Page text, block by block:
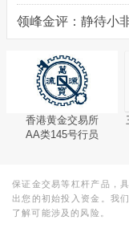
香港黄金交易所
AA类145号行员
保证金交易等杠杆产品，
出您的初始投入资金。我
了解可能涉及的风险。